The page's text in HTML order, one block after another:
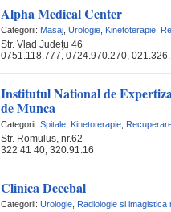
Alpha Medical Center
Categorii: Masaj Urologie Kinetoterapie
Str. Vlad Judeţu 46
0751.118.777, 0724.970.270,
Institutul National de
de Munca
Categorii: Spitale Kinetoterapie
Str. Romulus, nr.62
322 41 40; 320.91.16
Clinica Decebal
Categorii: Urologie Radiologie si imagistica